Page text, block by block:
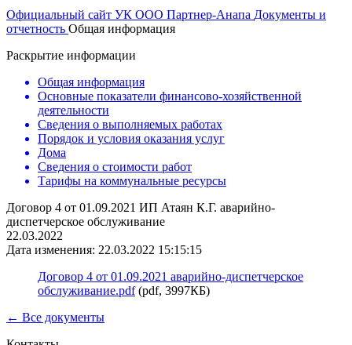
Официальный сайт УК ООО Партнер-Анапа Документы и
отчетность Общая информация
Раскрытие информации
Общая информация
Основные показатели финансово-хозяйственной
деятельности
Сведения о выполняемых работах
Порядок и условия оказания услуг
Дома
Сведения о стоимости работ
Тарифы на коммунальные ресурсы
Договор 4 от 01.09.2021 ИП Атаян К.Г. аварийно-
диспетчерское обслуживание
22.03.2022
Дата изменения: 22.03.2022 15:15:15
Договор 4 от 01.09.2021 аварийно-диспетчерское
обслуживание.pdf(pdf, 3997КБ)
← Все документы